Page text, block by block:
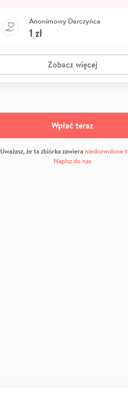
Anonimowy Darczyńca
1 zł
Zobacz więcej
Wpłać teraz
Uważasz, że ta zbiórka zawiera niedozwolone
Napisz do nas